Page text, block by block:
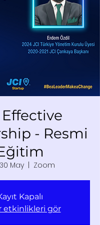
Effective
- Resmi
May Zoom
Kapalı
etkinlikleri gör